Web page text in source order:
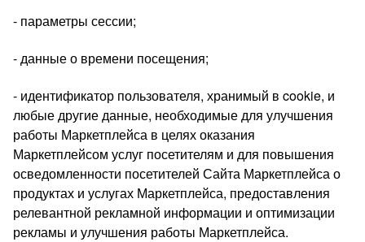
- параметры сессии;
- данные о времени посещения;
- идентификатор пользователя, хранимый в cookie, и
любые другие данные, необходимые для улучшения
работы Маркетплейса в целях оказания
Маркетплейсом услуг посетителям и для повышения
осведомленности посетителей Сайта Маркетплейса о
продуктах и услугах Маркетплейса, предоставления
релевантной рекламной информации и оптимизации
рекламы и улучшения работы Маркетплейса.